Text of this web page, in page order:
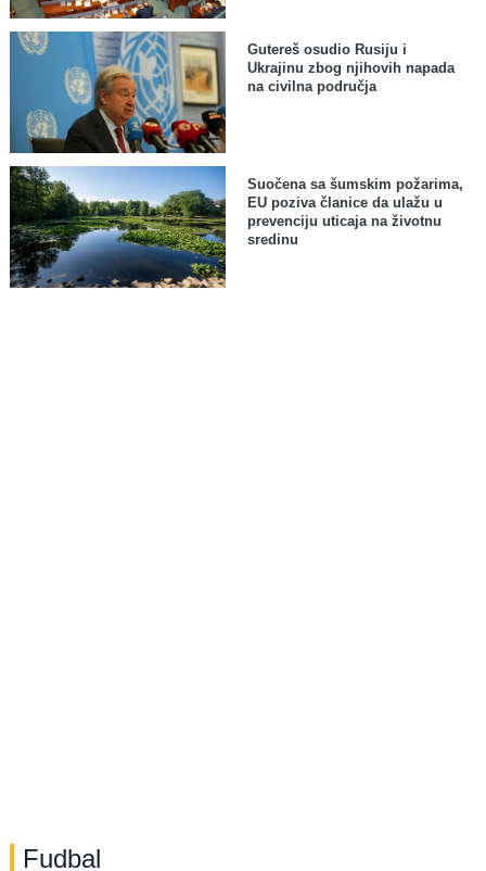
Gutereš osudio Rusiju i
Ukrajinu zbog njihovih napada
na civilna područja
Suočena sa šumskim požarima,
EU poziva članice da ulažu u
prevenciju uticaja na životnu
sredinu
Fudbal